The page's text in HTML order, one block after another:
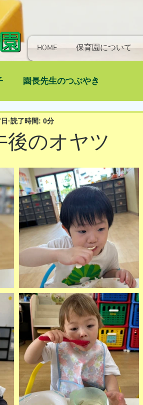
HOME 保育園について
園長先生のつぶやき
後のオヤツ
読了時間: 0分